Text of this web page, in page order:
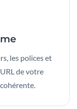
les polices et
de votre